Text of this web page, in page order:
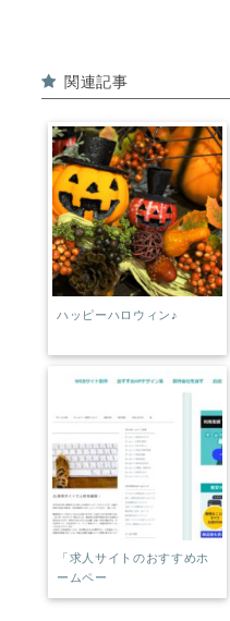
b
o
o
k
r
e
st
関連記事
ハッピーハロウィン♪
「求人サイトのおすすめホ
ームペー